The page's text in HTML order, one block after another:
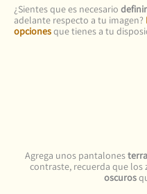
¿Sientes que es necesario
adelante respecto a tu imagen?
opcionesque tienes a tu
Agrega unos pantalones
contraste, recuerda que los
oscuros